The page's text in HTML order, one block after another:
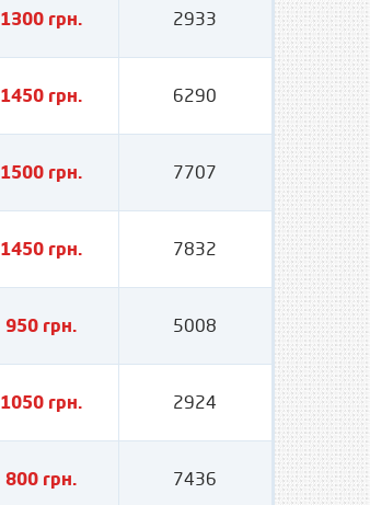
1300 грн. 2933
1450 грн. 6290
1500 грн. 7707
1450 грн. 7832
950 грн. 5008
1050 грн. 2924
800 грн. 7436